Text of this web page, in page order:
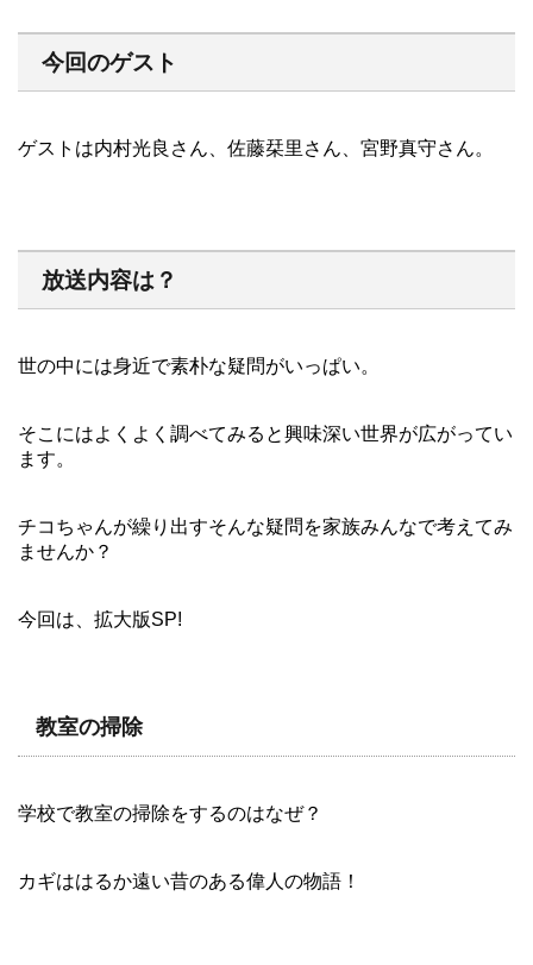
今回のゲスト
ゲストは内村光良さん、佐藤栞里さん、宮野真守さん。
放送内容は？
世の中には身近で素朴な疑問がいっぱい。
そこにはよくよく調べてみると興味深い世界が広がってい
ます。
チコちゃんが繰り出すそんな疑問を家族みんなで考えてみ
ませんか？
今回は、拡大版SP!
教室の掃除
学校で教室の掃除をするのはなぜ？
カギははるか遠い昔のある偉人の物語！